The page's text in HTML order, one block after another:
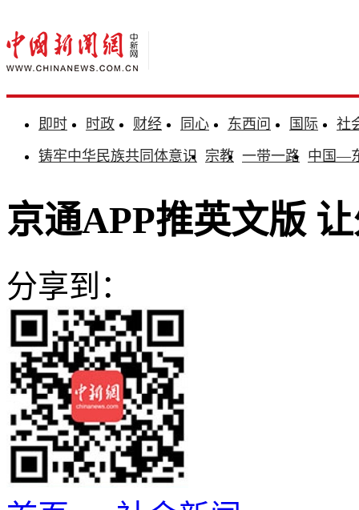
即时 时政 财经 同心 东西问 国际
社
铸牢中华民族共同体意识 宗教 一带一路 中国—
京通APP推英文版
分享到：